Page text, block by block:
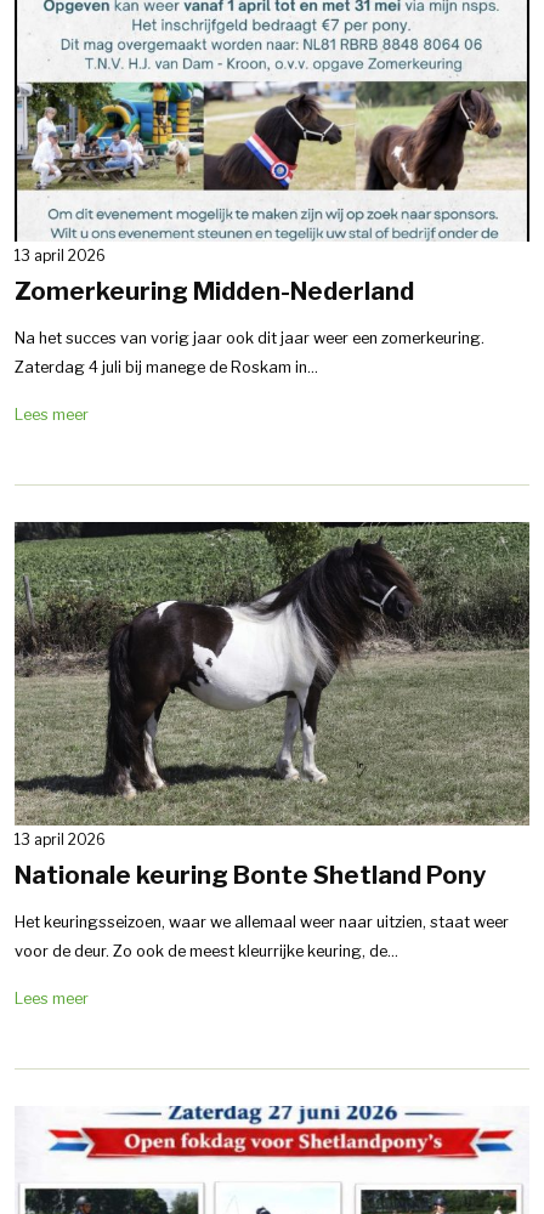
13 april 2026
Zomerkeuring Midden-Nederland
Na het succes van vorig jaar ook dit jaar weer een zomerkeuring.
Zaterdag 4 juli bij manege de Roskam in...
Lees meer
13 april 2026
Nationale keuring Bonte Shetland Pony
Het keuringsseizoen, waar we allemaal weer naar uitzien, staat weer
voor de deur. Zo ook de meest kleurrijke keuring, de...
Lees meer